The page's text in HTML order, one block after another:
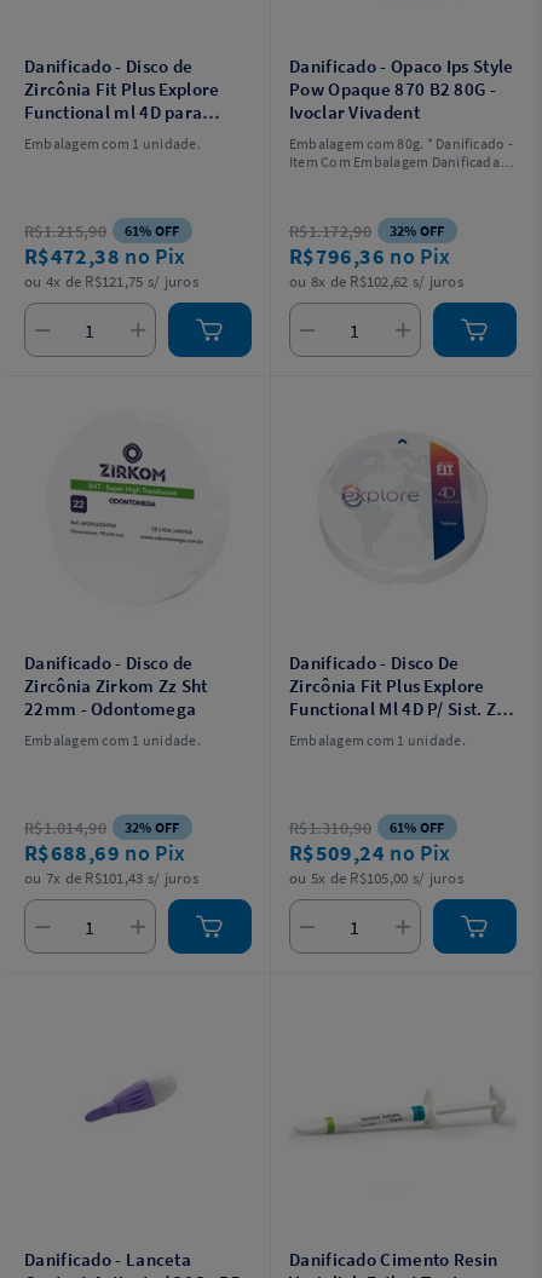
Danificado - Disco de
Zircônia Fit Plus Explore
Functional ml 4D para
Sistema Ag de Cad/Cam
C89 X L71 - Talmax
Embalagem com 1 unidade.
R$1.215,90 61% OFF
R$472,38 no Pix
ou 4x de R$121,75 s/ juros
Danificado - Opaco Ips Style
Pow Opaque 870 B2 80G -
Ivoclar Vivadent
Embalagem com 80g. * Danificado -
Item Com Embalagem Danificada,
R$1.172,90 32% OFF
R$796,36 no Pix
ou 8x de R$102,62 s/ juros
Danificado - Disco de
Zircônia Zirkom Zz Sht
22mm - Odontomega
Embalagem com 1 unidade.
R$1.014,90 32% OFF
R$688,69 no Pix
ou 7x de R$101,43 s/ juros
Danificado - Disco De
Zircônia Fit Plus Explore
Functional Ml 4D P/ Sist. Zz
Cad/Cam D95 X H22Mm BL1
- Talmax
Embalagem com 1 unidade.
R$1.310,90 61% OFF
R$509,24 no Pix
ou 5x de R$105,00 s/ juros
Danificado - Lanceta
Danificado Cimento Resin